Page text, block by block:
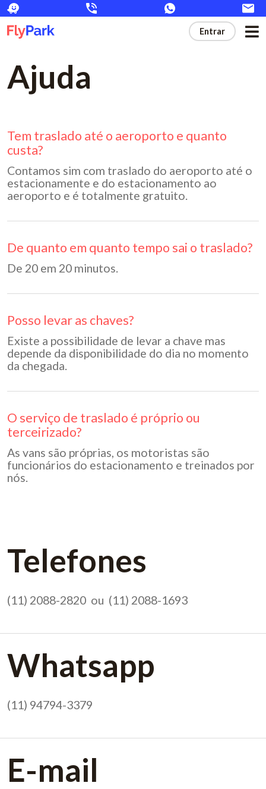
FlyPark Entrar
Ajuda
Tem traslado até o aeroporto e quanto
custa?
Contamos sim com traslado do aeroporto até o
estacionamente e do estacionamento ao
aeroporto e é totalmente gratuito.
De quanto em quanto tempo sai o traslado?
De 20 em 20 minutos.
Posso levar as chaves?
Existe a possibilidade de levar a chave mas
depende da disponibilidade do dia no momento
da chegada.
O serviço de traslado é próprio ou
terceirizado?
As vans são próprias, os motoristas são
funcionários do estacionamento e treinados por
nós.
Telefones
(11) 2088-2820 ou (11) 2088-1693
Whatsapp
(11) 94794-3379
E-mail